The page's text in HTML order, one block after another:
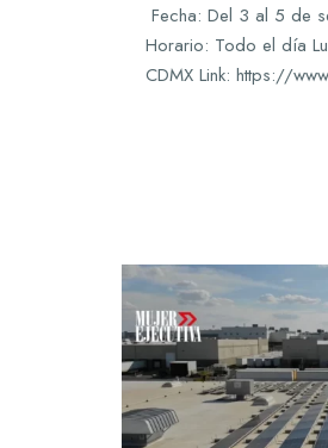
Fecha: Del 3 al 5 de
Horario: Todo el día
CDMX Link: https://